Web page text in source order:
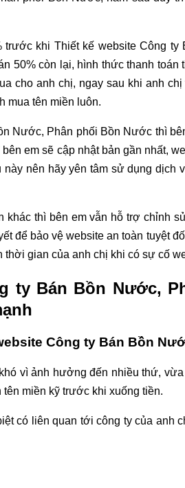
trước khi Thiết kế website Công
50% còn lại, hình thức thanh
cho anh chị, ngay sau khi anh
mua tên miền luôn.
Nước, Phân phối Bồn Nước thì
em sẽ cập nhật bản gần nhất,
nên hãy yên tâm sử dụng dịch
khác thì bên em vẫn hỗ trợ chỉnh
để bảo vệ website an toàn tuyệt
gian của anh chị khi có sự cố
ty Bán Bồn Nước,
Công ty Bán Bồn
vì ảnh hưởng đến nhiều thứ,
miền kỹ trước khi xuống tiền.
có liên quan tới công ty của anh